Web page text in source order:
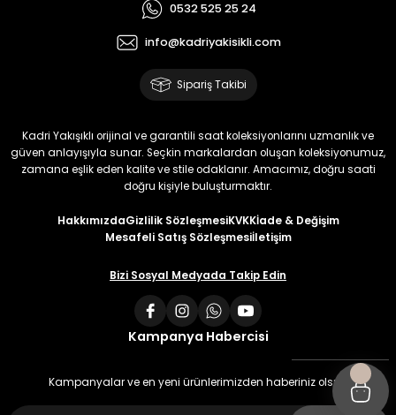
0532 525 25 24
info@kadriyakisikli.com
Sipariş Takibi
Kadri Yakışıklı orijinal ve garantili saat koleksiyonlarını uzmanlık ve
güven anlayışıyla sunar. Seçkin markalardan oluşan koleksiyonumuz,
zamana eşlik eden kalite ve stile odaklanır. Amacımız, doğru saati
doğru kişiyle buluşturmaktır.
HakkımızdaGizlilik SözleşmesiKVKKİade & Değişim
Mesafeli Satış Sözleşmesiİletişim
Bizi Sosyal Medyada Takip Edin
Kampanya Habercisi
Kampanyalar ve en yeni ürünlerimizden haberiniz olsun